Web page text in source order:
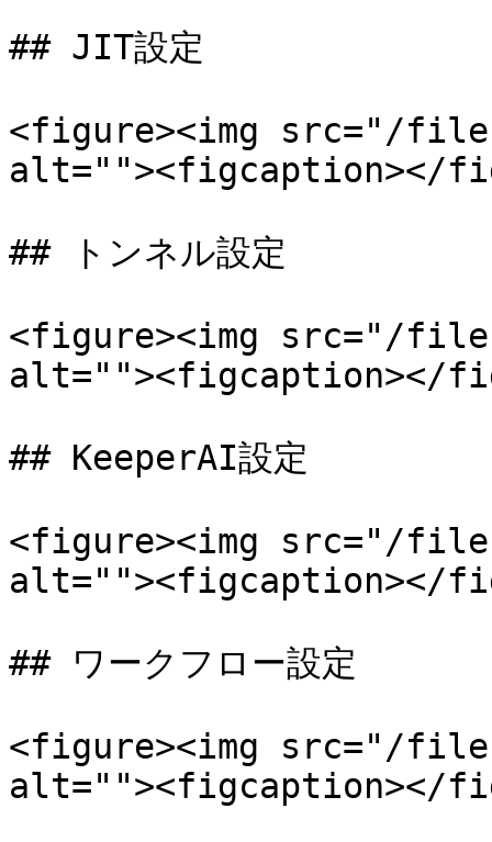
## JIT設定
<figure><img src="/files/
alt=""><figcaption></
## トンネル設定
<figure><img src="/files/
alt=""><figcaption></
## KeeperAI設定
<figure><img src="/files/
alt=""><figcaption></
## ワークフロー設定
<figure><img src="/files/
alt=""><figcaption></